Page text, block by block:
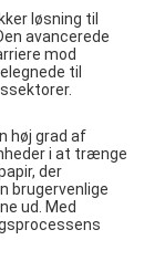
løsning til
avancerede
mod
til
høj grad af
i at trænge
der
brugervenlige
ud. Med